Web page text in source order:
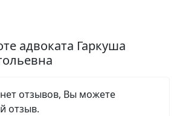
адвоката Гаркуша
отзывов, Вы можете
отзыв.